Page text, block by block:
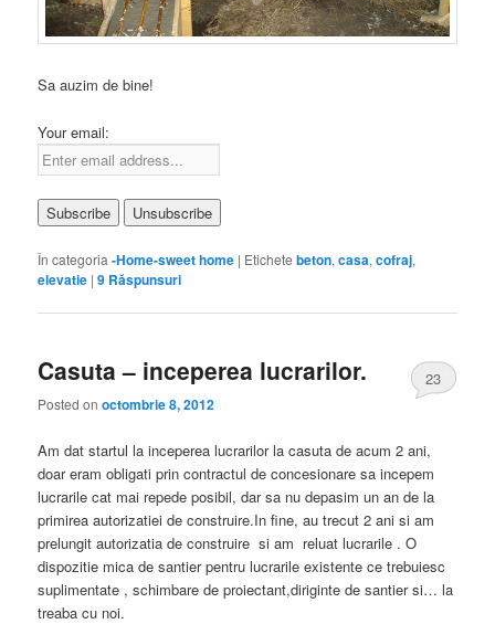
Sa auzim de bine!
Your email:
În categoria -Home-sweet home | Etichete beton,casa,cofraj,
elevatie |9 Răspunsuri
Casuta – inceperea lucrarilor.
Posted onoctombrie 8, 2012
23
Am dat startul la inceperea lucrarilor la casuta de acum 2 ani,
doar eram obligati prin contractul de concesionare sa incepem
lucrarile cat mai repede posibil, dar sa nu depasim un an de la
primirea autorizatiei de construire.In fine, au trecut 2 ani si am
prelungit autorizatia de construire si am reluat lucrarile . O
dispozitie mica de santier pentru lucrarile existente ce trebuiesc
suplimentate , schimbare de proiectant,diriginte de santier si… la
treaba cu noi.